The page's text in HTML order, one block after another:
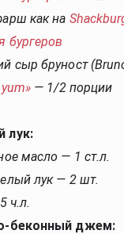
как на
бургеров
сыр бруност
— 1/2 порции
лук:
масло — 1 ст.л.
лук — 2 шт.
ч.л.
беконный джем: